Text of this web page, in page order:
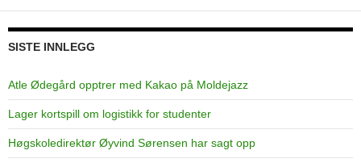
l
d
g
SISTE INNLEGG
Atle Ødegård opptrer med Kakao på Moldejazz
Lager kortspill om logistikk for studenter
Høgskoledirektør Øyvind Sørensen har sagt opp